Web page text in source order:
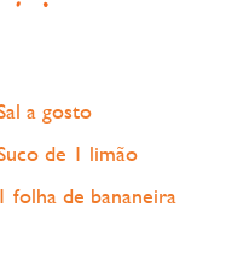
a gosto
de 1 limão
1 folha de bananeira